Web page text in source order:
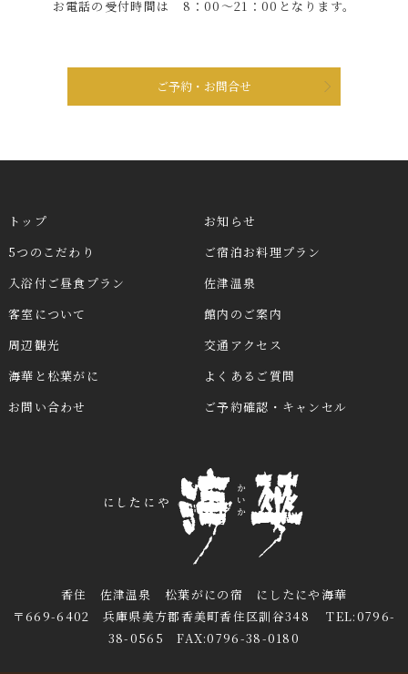
お電話の受付時間は 8：00～21：00となります。
ご予約・お問合せ
トップ
お知らせ
5つのこだわり
ご宿泊お料理プラン
入浴付ご昼食プラン
佐津温泉
客室について
館内のご案内
周辺観光
交通アクセス
海華と松葉がに
よくあるご質問
お問い合わせ
ご予約確認・キャンセル
香住 佐津温泉 松葉がにの宿 にしたにや海華
〒669-6402 兵庫県美方郡香美町香住区訓谷348 TEL:0796-
38-0565 FAX:0796-38-0180